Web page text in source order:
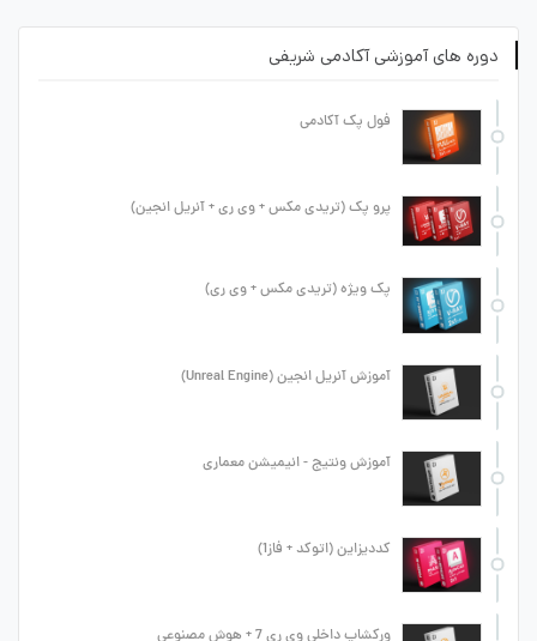
دوره های آموزشی آکادمی شریفی
فول پک آکادمی
پرو پک (تریدی مکس + وی ری + آنریل انجین)
پک ویژه (تریدی مکس + وی ری)
آموزش آنریل انجین (Unreal Engine)
آموزش ونتیج - انیمیشن معماری
کددیزاین (اتوکد + فاز1)
ورکشاپ داخلی وی ری 7 + هوش مصنوعی